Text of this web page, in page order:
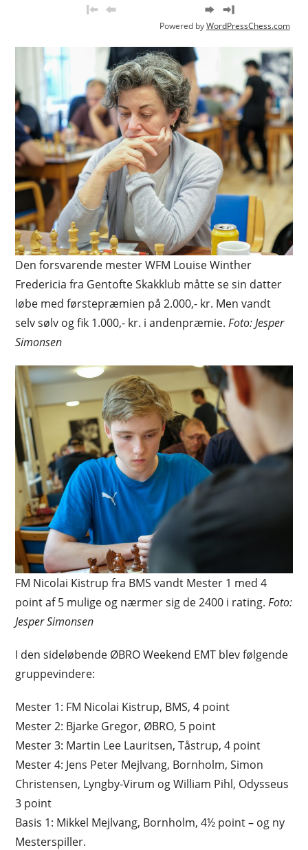
Powered byWordPressChess.com
Den forsvarende mester WFM Louise Winther
Fredericia fra Gentofte Skakklub måtte se sin datter
løbe med førstepræmien på 2.000,- kr. Men vandt
selv sølv og fik 1.000,- kr. i andenpræmie.Foto: Jesper
Simonsen
FM Nicolai Kistrup fra BMS vandt Mester 1 med 4
point af 5 mulige og nærmer sig de 2400 i rating.Foto:
Jesper Simonsen
I den sideløbende ØBRO Weekend EMT blev følgende
gruppevindere:
Mester 1: FM Nicolai Kistrup, BMS, 4 point
Mester 2: Bjarke Gregor, ØBRO, 5 point
Mester 3: Martin Lee Lauritsen, Tåstrup, 4 point
Mester 4: Jens Peter Mejlvang, Bornholm, Simon
Christensen, Lyngby-Virum og William Pihl, Odysseus
3 point
Basis 1: Mikkel Mejlvang, Bornholm, 4½ point – og ny
Mesterspiller.